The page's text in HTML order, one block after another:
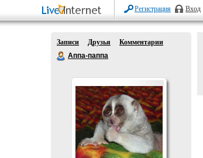
Регистрация Вход
Записи Друзья
Комментарии
Аппа-паппа